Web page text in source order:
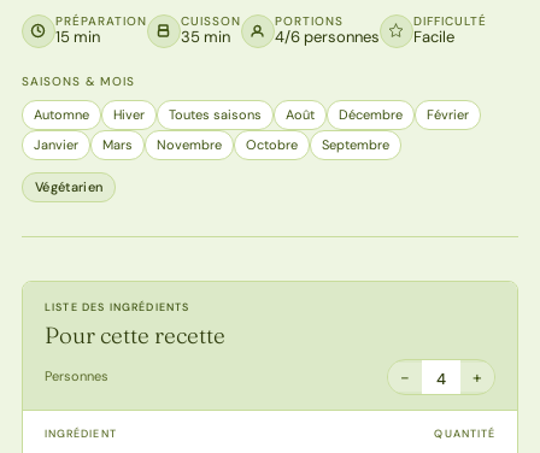
PRÉPARATION
15 min
CUISSON
35 min
PORTIONS
4/6 personnes
DIFFICULTÉ
Facile
SAISONS & MOIS
Automne Hiver Toutes saisons Août Décembre
Février
Janvier
Mars Novembre Octobre Septembre
Végétarien
LISTE DES INGRÉDIENTS
Pour cette recette
Personnes − 4 +
INGRÉDIENT QUANTITÉ